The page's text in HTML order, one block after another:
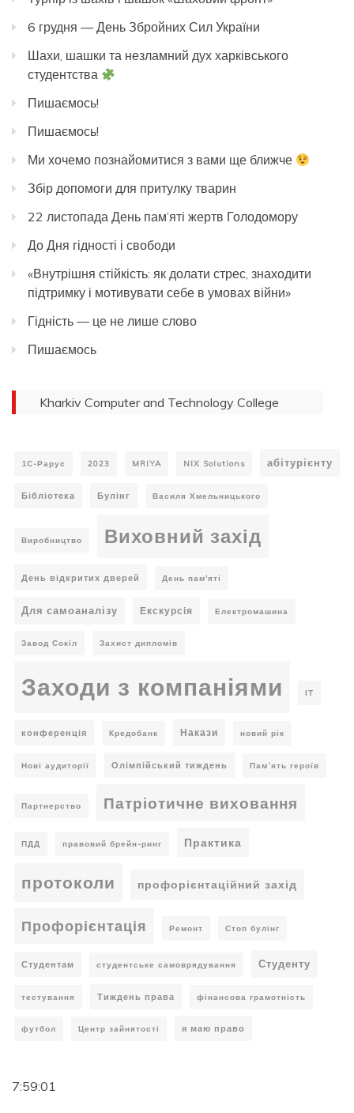
6 грудня — День Збройних Сил України
Шахи, шашки та незламний дух харківського
студентства
Пишаємось!
Пишаємось!
Ми хочемо познайомитися з вами ще ближче
Збір допомоги для притулку тварин
22 листопада День пам’яті жертв Голодомору
До Дня гідності і свободи
«Внутрішня стійкість: як долати стрес, знаходити
підтримку і мотивувати себе в умовах війни»
Гідність — це не лише слово
Пишаємось
Kharkiv Computer and Technology College
1С-Рарус 2023 MRIYA NIX Solutions абітурієнту
Бібліотека Булінг Василя Хмельницького
Виробництво Виховний захід
День відкритих дверей День пам'яті
Для самоаналізу Екскурсія Електромашина
Завод Сокіл Захист дипломів
Заходи з компаніями ІТ
конференція Кредобанк Накази новий рік
Нові аудиторії Олімпійський тиждень Пам’ять героїв
Партнерство Патріотичне виховання
ПДД правовий брейн-ринг Практика
протоколи профорієнтаційний захід
Профорієнтація Ремонт Стоп булінг
Студентам студентське самоврядування Студенту
тестування Тиждень права фінансова грамотність
футбол Центр зайнятості я маю право
7:59:02